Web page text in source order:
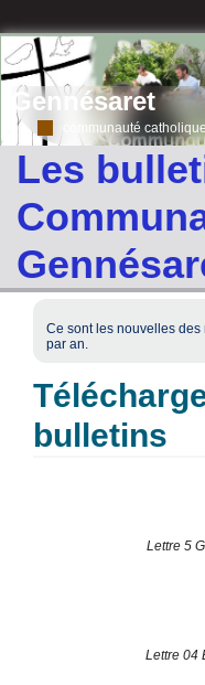
Gennésaret
communauté catholique
Les
Ce sont les nouvelles
par an.
bulletins
Lettre 5
Lettre 04